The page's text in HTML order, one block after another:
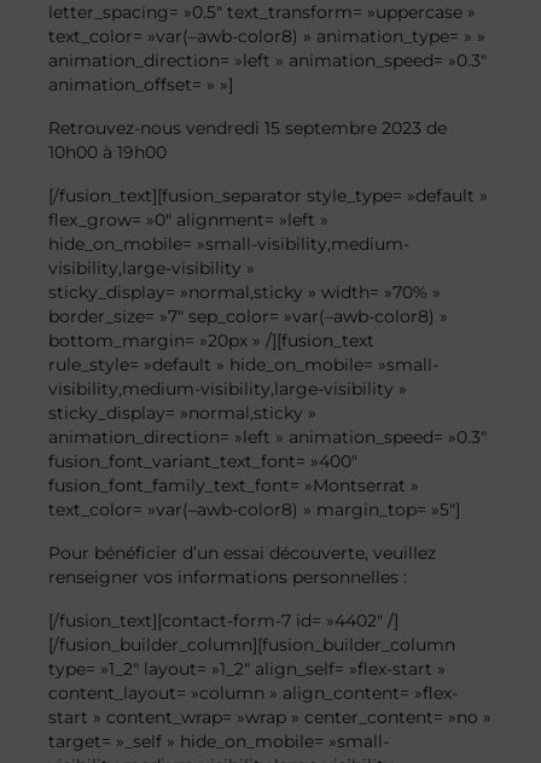
letter_spacing= »0.5″ text_transform= »uppercase »
text_color= »var(–awb-color8) » animation_type= » »
animation_direction= »left » animation_speed= »0.3″
animation_offset= » »]
Retrouvez-nous vendredi 15 septembre 2023 de
10h00 à 19h00
[/fusion_text][fusion_separator style_type= »default »
flex_grow= »0″ alignment= »left »
hide_on_mobile= »small-visibility,medium-
visibility,large-visibility »
sticky_display= »normal,sticky » width= »70% »
border_size= »7″ sep_color= »var(–awb-color8) »
bottom_margin= »20px » /][fusion_text
rule_style= »default » hide_on_mobile= »small-
visibility,medium-visibility,large-visibility »
sticky_display= »normal,sticky »
animation_direction= »left » animation_speed= »0.3″
fusion_font_variant_text_font= »400″
fusion_font_family_text_font= »Montserrat »
text_color= »var(–awb-color8) » margin_top= »5″]
Pour bénéficier d’un essai découverte, veuillez
renseigner vos informations personnelles :
[/fusion_text][contact-form-7 id= »4402″ /]
[/fusion_builder_column][fusion_builder_column
type= »1_2″ layout= »1_2″ align_self= »flex-start »
content_layout= »column » align_content= »flex-
start » content_wrap= »wrap » center_content= »no »
target= »_self » hide_on_mobile= »small-